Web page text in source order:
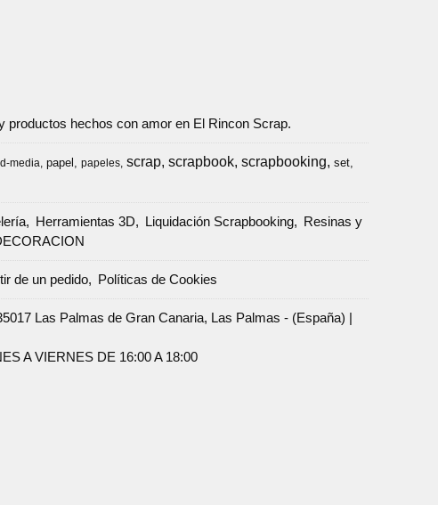
productos hechos con amor en El Rincon Scrap.
media papel papeles scrap scrapbook scrapbooking set
Herramientas 3D Liquidación Scrapbooking
Resinas y
de un pedido Políticas de Cookies
Las Palmas de Gran Canaria, Las Palmas - (España) |
A VIERNES DE 16:00 A 18:00